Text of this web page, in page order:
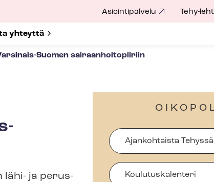
submenu for
yhteyttä
Asiointipalvelu Tehy-
Suomen sai­raan­hoi­to­pii­riin
lähi- ja pe­rus­
Ajankohtaista Tehyssä
Koulutuskalenteri